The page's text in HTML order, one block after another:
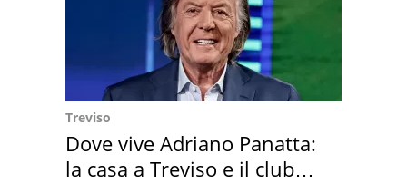
Treviso
Dove vive Adriano Panatta:
la casa a Treviso e il club